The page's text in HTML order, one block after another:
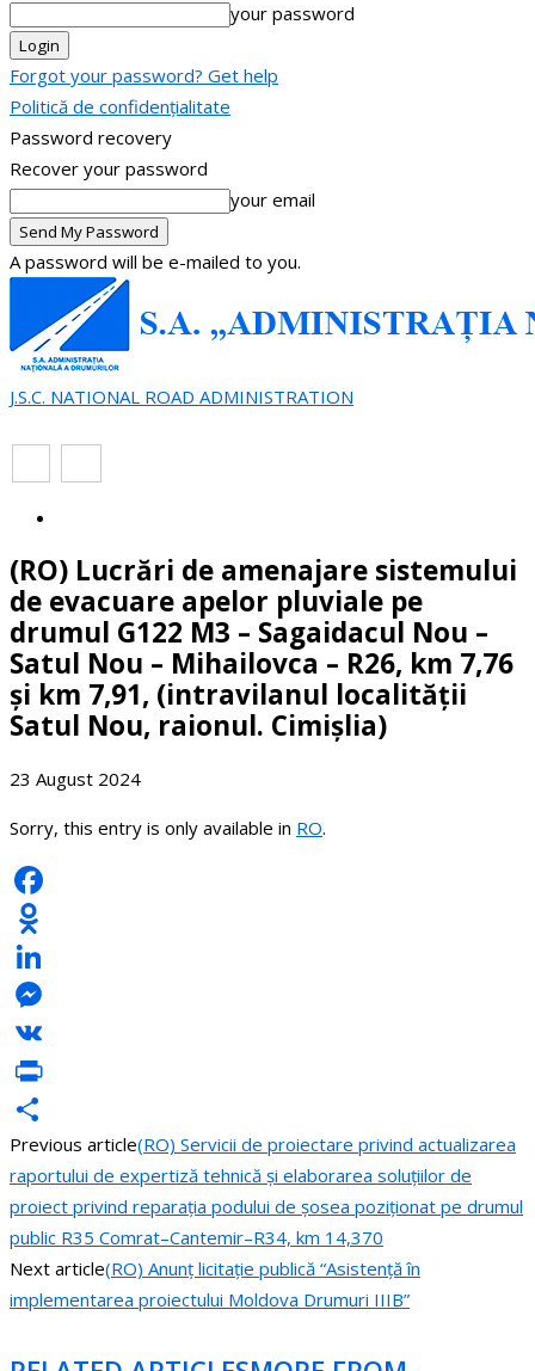
your password
Forgot your password? Get help
Politică de confidențialitate
Password recovery
Recover your password
your email
A password will be e-mailed to you.
J.S.C. NATIONAL ROAD ADMINISTRATION
(RO) Lucrări de amenajare sistemului
de evacuare apelor pluviale pe
drumul G122 M3 – Sagaidacul Nou –
Satul Nou – Mihailovca – R26, km 7,76
și km 7,91, (intravilanul localității
Satul Nou, raionul. Cimișlia)
23 August 2024
Sorry, this entry is only available in RO.
Facebook
Odnoklassniki
LinkedIn
Messenger
VK
PrintFriendly
Share
Previous article(RO) Servicii de proiectare privind actualizarea
raportului de expertiză tehnică și elaborarea soluțiilor de
proiect privind reparația podului de șosea poziționat pe drumul
public R35 Comrat–Cantemir–R34, km 14,370
Next article(RO) Anunț licitație publică “Asistență în
implementarea proiectului Moldova Drumuri IIIB”